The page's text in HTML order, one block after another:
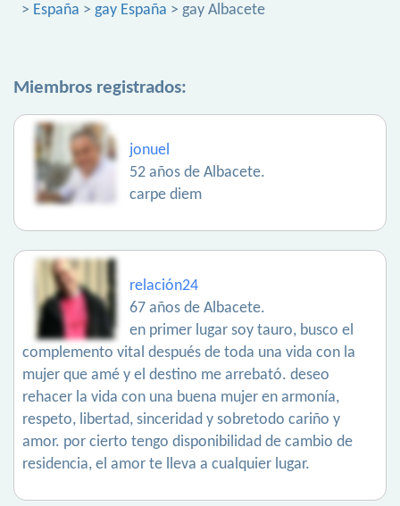
> España > gay España > gay Albacete
Miembros registrados:
jonuel
52 años de Albacete.
carpe diem
relación24
67 años de Albacete.
en primer lugar soy tauro, busco el
complemento vital después de toda una vida con la
mujer que amé y el destino me arrebató. deseo
rehacer la vida con una buena mujer en armonía,
respeto, libertad, sinceridad y sobretodo cariño y
amor. por cierto tengo disponibilidad de cambio de
residencia, el amor te lleva a cualquier lugar.